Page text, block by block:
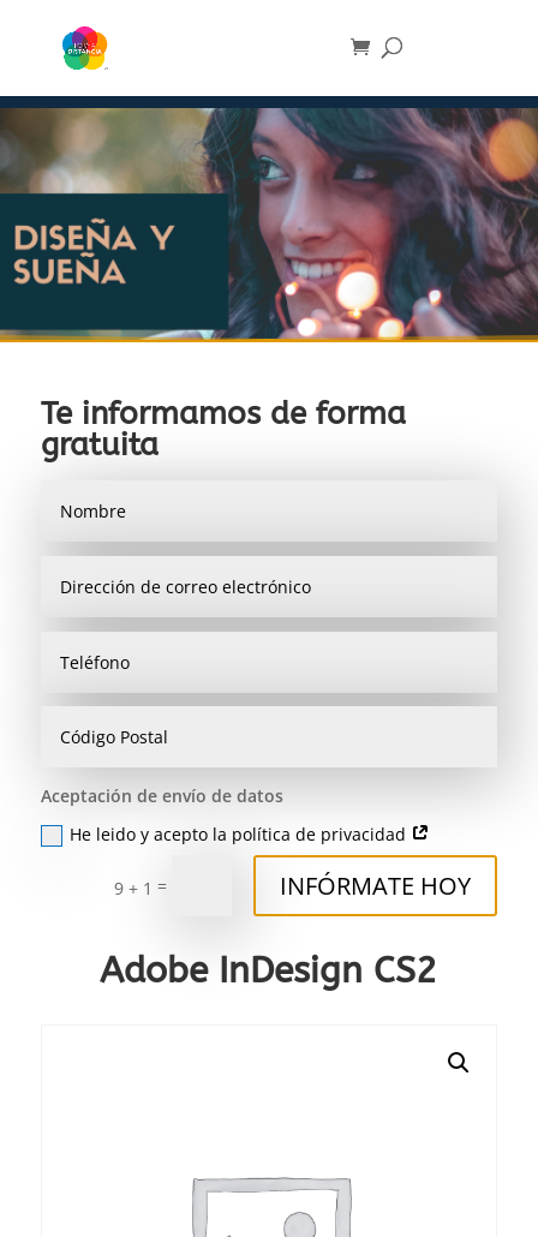
Te informamos de forma
gratuita
Aceptación de envío de datos
He leido y acepto la política de privacidad
9 + 1 = INFÓRMATE HOY
Adobe InDesign CS2